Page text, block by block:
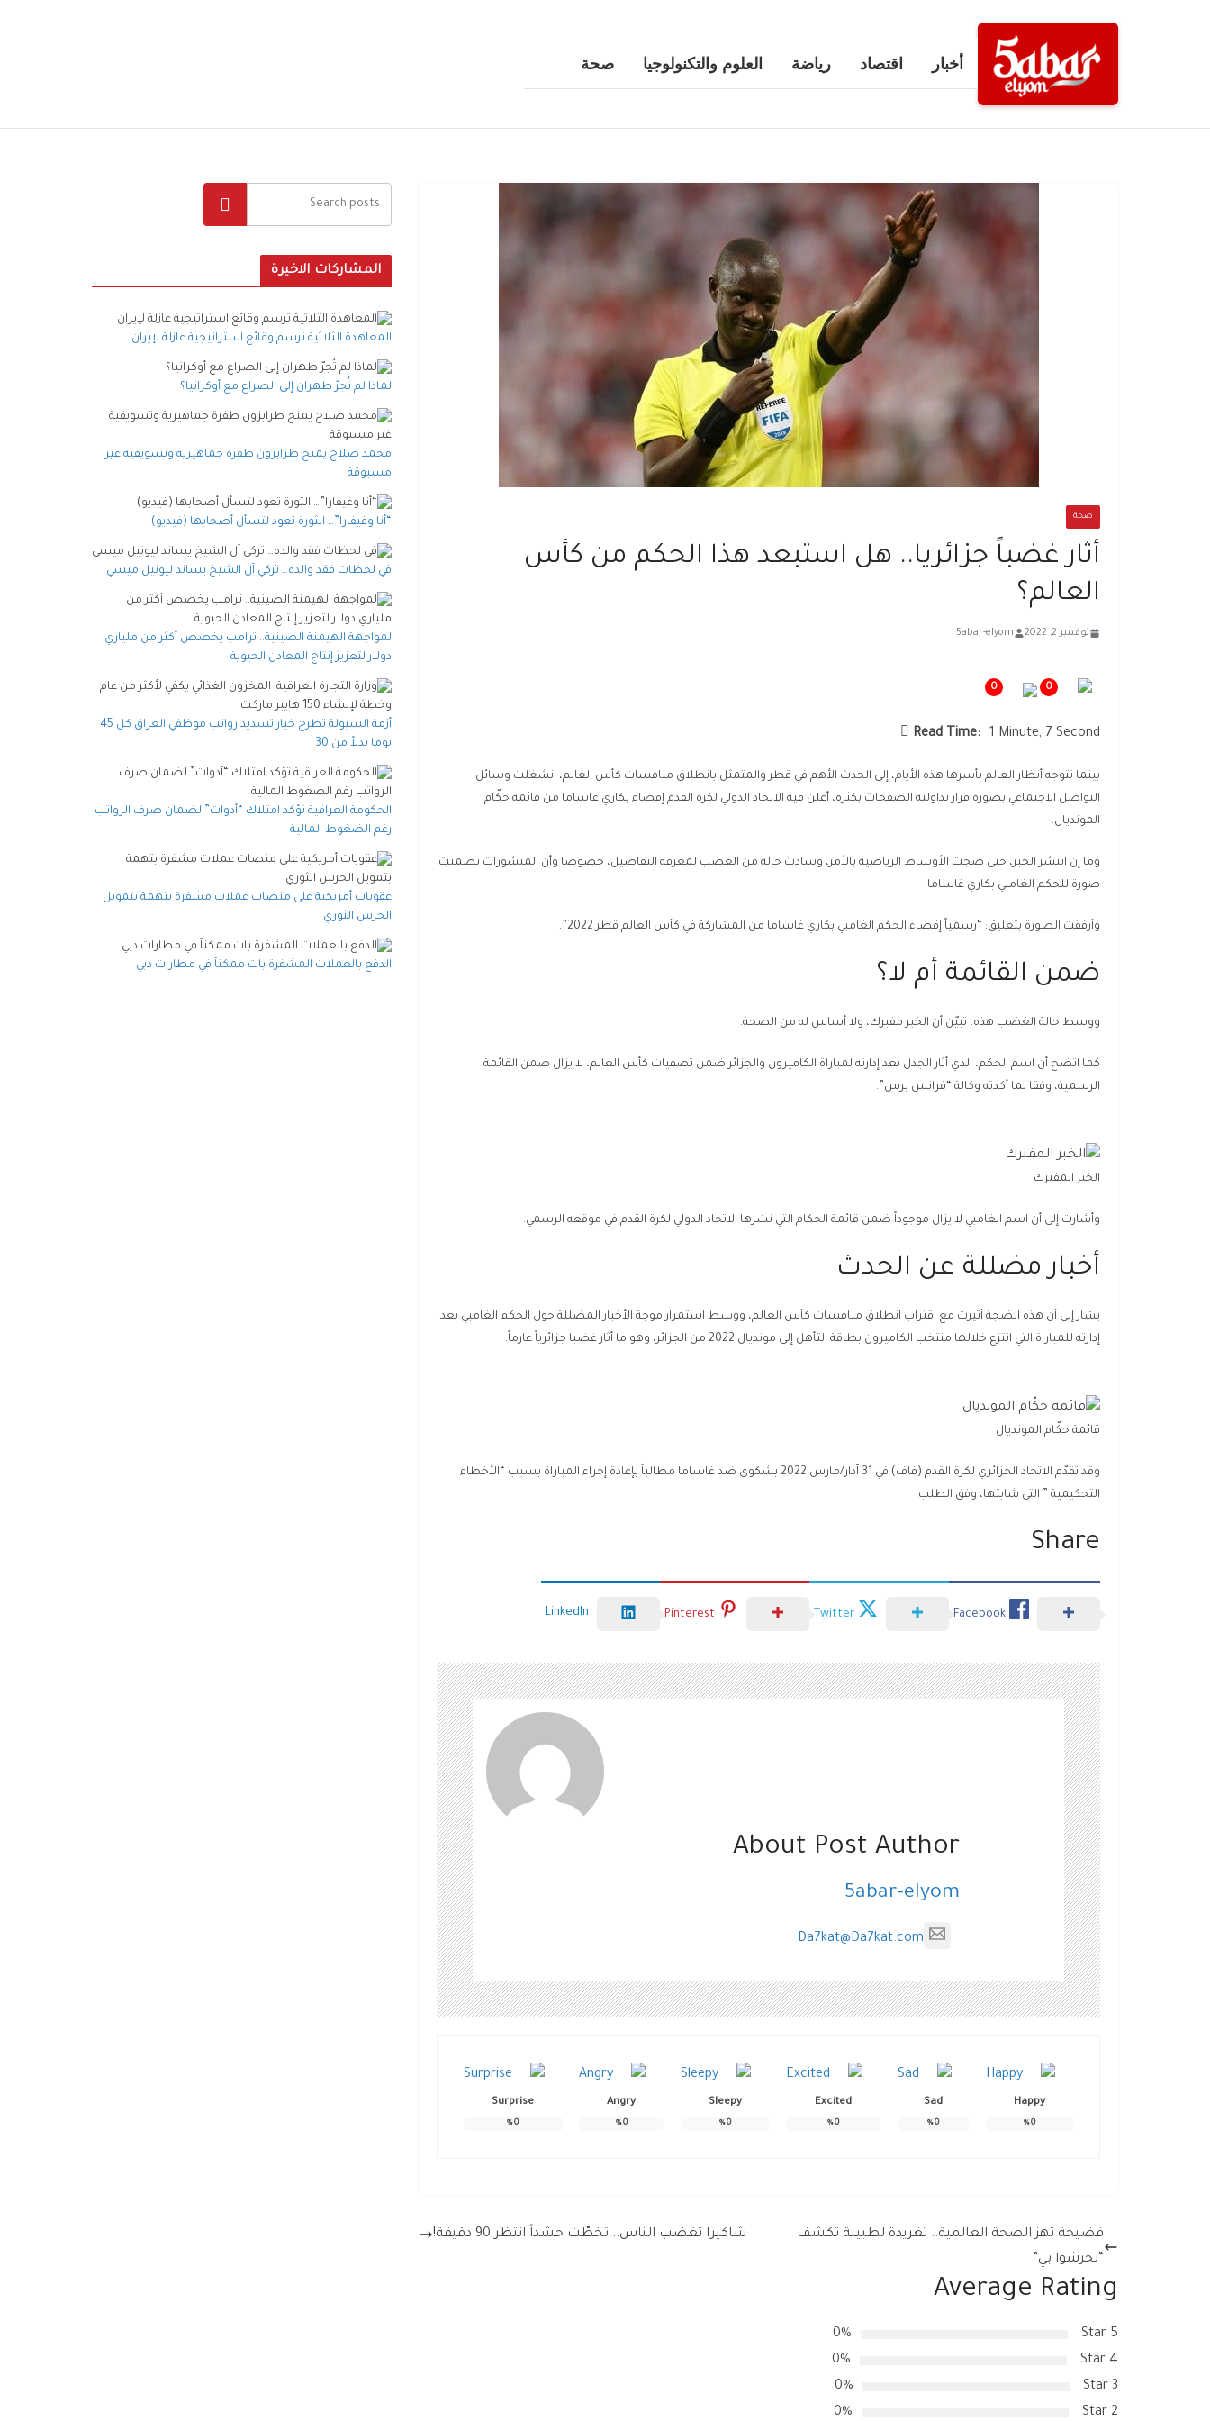
أخبار اقتصاد رياضة العلوم والتكنولوجيا صحة
صحة
أثار غضباً جزائريا.. هل استبعد هذا الحكم من كأس
العالم؟
نوفمبر 2, 2022 5abar-elyom
0
0
Read Time: 1 Minute, 7 Second
بينما تتوجه أنظار العالم بأسرها هذه الأيام، إلى الحدث الأهم في قطر والمتمثل بانطلاق منافسات كأس العالم، انشغلت وسائل
التواصل الاجتماعي بصورة قرار تداولته الصفحات بكثرة، أعلن فيه الاتحاد الدولي لكرة القدم إقصاء بكاري غاساما من قائمة حكّام
المونديال.
وما إن انتشر الخبر، حتى ضجت الأوساط الرياضية بالأمر، وسادت حالة من الغضب لمعرفة التفاصيل، خصوصا وأن المنشورات تضمنت
صورة للحكم الغامبي بكاري غاساما.
وأرفقت الصورة بتعليق: “رسمياً إقصاء الحكم الغامبي بكاري غاساما من المشاركة في كأس العالم قطر 2022”.
ضمن القائمة أم لا؟
ووسط حالة الغضب هذه، تبيّن أن الخبر مفبرك، ولا أساس له من الصحة.
كما اتضح أن اسم الحكم، الذي أثار الجدل بعد إدارته لمباراة الكاميرون والجزائر ضمن تصفيات كأس العالم، لا يزال ضمن القائمة
الرسمية، وفقا لما أكدته وكالة “فرانس برس”.
الخبر المفبرك
وأشارت إلى أن اسم الغامبي لا يزال موجوداً ضمن قائمة الحكام التي نشرها الاتحاد الدولي لكرة القدم في موقعه الرسمي.
أخبار مضللة عن الحدث
يشار إلى أن هذه الضجة أثيرت مع اقتراب انطلاق منافسات كأس العالم، ووسط استمرار موجة الأخبار المضللة حول الحكم الغامبي بعد
إدارته للمباراة التي انتزع خلالها منتخب الكاميرون بطاقة التأهل إلى مونديال 2022 من الجزائر، وهو ما أثار غضبا جزائرياً عارماً.
قائمة حكّام المونديال
وقد تقدّم الاتحاد الجزائري لكرة القدم (فاف) في 31 آذار/مارس 2022 بشكوى ضد غاساما مطالباً بإعادة إجراء المباراة بسبب “الأخطاء
التحكيمية ” التي شابتها، وفق الطلب.
Share
Facebook
Twitter
Pinterest
LinkedIn
About Post Author
5abar-elyom
Da7kat@Da7kat.com
Happy
0
%
Sad
0
%
Excited
0
%
Sleepy
0
%
Angry
0
%
Surprise
0
%
فضيحة تهز الصحة العالمية.. تغريدة لطبيبة تكشف
“تحرشوا بي”
شاكيرا تغضب الناس.. تخطّت حشداً انتظر 90 دقيقة!
Average Rating
5 Star
0%
4 Star
0%
3 Star
0%
2 Star
0%
المشاركات الاخيرة
المعاهدة الثلاثية ترسم وقائع استراتيجية عازلة لإيران
لماذا لم تُجرّ طهران إلى الصراع مع أوكرانيا؟
محمد صلاح يمنح طرابزون طفرة جماهيرية وتسويقية غير
مسبوقة
“أنا وغيفارا”… الثورة تعود لتسأل أصحابها (فيديو)
في لحظات فقد والده… تركي آل الشيخ يساند ليونيل ميسي
لمواجهة الهيمنة الصينية.. ترامب يخصص أكثر من ملياري
دولار لتعزيز إنتاج المعادن الحيوية
أزمة السيولة تطرح خيار تسديد رواتب موظفي العراق كل 45
يوما بدلاً من 30
الحكومة العراقية تؤكد امتلاك “أدوات” لضمان صرف الرواتب
رغم الضغوط المالية
عقوبات أمريكية على منصات عملات مشفرة بتهمة بتمويل
الحرس الثوري
الدفع بالعملات المشفرة بات ممكناً في مطارات دبي